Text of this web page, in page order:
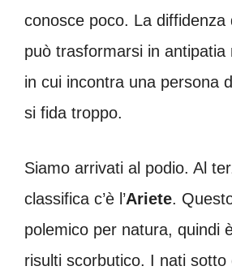
conosce poco. La diffidenza
può trasformarsi in antipatia
in cui incontra una persona
si fida troppo.
Siamo arrivati al podio. Al
classifica c’è l’Ariete.
polemico per natura, quindi
risulti scorbutico. I nati sotto